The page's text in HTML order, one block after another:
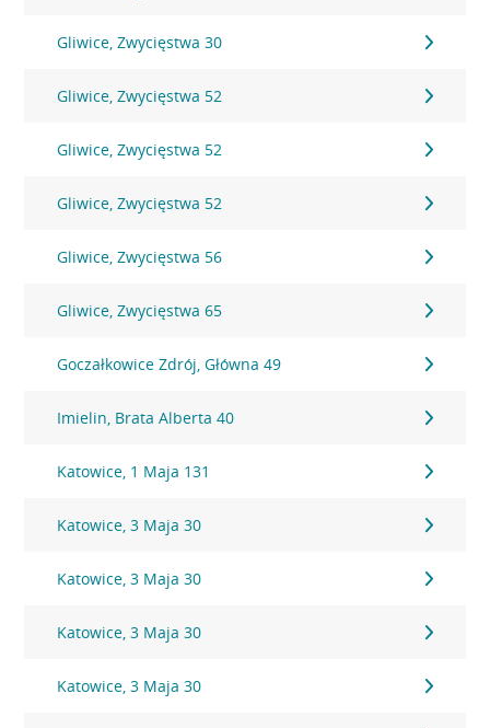
Gliwice, Zwycięstwa 30
Gliwice, Zwycięstwa 52
Gliwice, Zwycięstwa 52
Gliwice, Zwycięstwa 52
Gliwice, Zwycięstwa 56
Gliwice, Zwycięstwa 65
Goczałkowice Zdrój, Główna 49
Imielin, Brata Alberta 40
Katowice, 1 Maja 131
Katowice, 3 Maja 30
Katowice, 3 Maja 30
Katowice, 3 Maja 30
Katowice, 3 Maja 30